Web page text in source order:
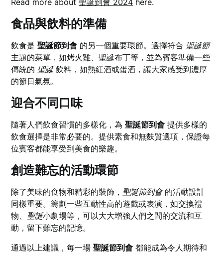
Read more about聖誕到會 2024 here.
食品與飲料的準備
飲食是聖誕節到會 的另一個重要環節。選擇符合 聖誕節
主題的菜單，如烤火雞、聖誕布丁等，並為賓客準備一些
傳統的 聖誕飲料，如熱紅酒或蛋酒，讓大家感受到濃厚
的節日氣氛。
迎合不同口味
隨著人們飲食習慣的多樣化，為聖誕節到會 提供多樣的
飲食選擇是非常必要的。提供素食和無麩質選項，保證每
位賓客都能享受到美食的樂趣。
創造難忘的活動環節
除了美味的食物和精彩的裝飾， 聖誕節到會的活動設計
同樣重要。籌劃一些互動性高的遊戲或表演，如交換禮
物、 聖誕小劇場等，可以大大增強人們之間的交流和互
動，留下難忘的記憶。
通過以上建議，每一場聖誕節到會 都能成為令人期待和